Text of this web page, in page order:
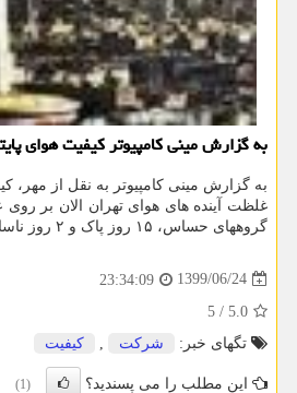
به گزارش مینی كامپیوتر كیفیت هوای
به گزارش مینی کامپیوتر به نقل از
گروههای حساس، ۱۵ روز پاک و ۲ روز ناسالم برای همه گروه ها را پشت سرگذاشته است.
1399/06/24
23:34:09
5.0
/
5
تگهای خبر:
شركت , كیفیت
این مطلب را می پسندید؟ (1)